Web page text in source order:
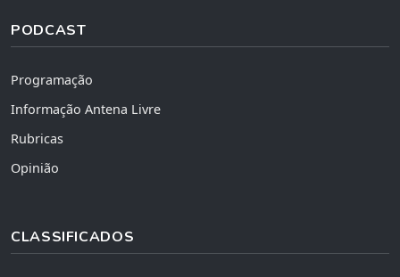
PODCAST
Programação
Informação Antena Livre
Rubricas
Opinião
CLASSIFICADOS